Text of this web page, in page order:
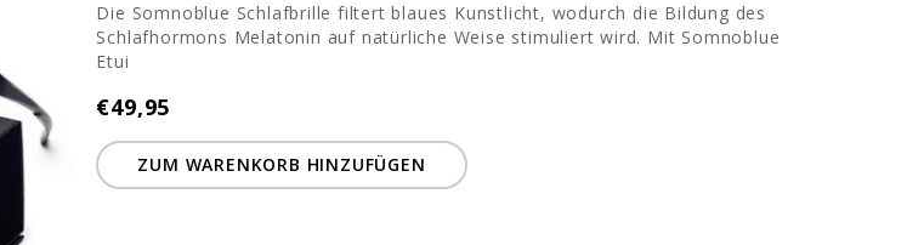
Die Somnoblue Schlafbrille filtert blaues Kunstlicht, wodurch die Bildung des
Schlafhormons Melatonin auf natürliche Weise stimuliert wird. Mit Somnoblue
Etui
€49,95
ZUM WARENKORB HINZUFÜGEN